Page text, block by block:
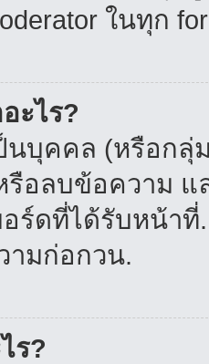
ในทุก
ะไร?
นบุคคล (หรือก
รือลบข้อความ แ
ร์ดที่ได้รับหน้าที่
ามก่อกวน.
ร?